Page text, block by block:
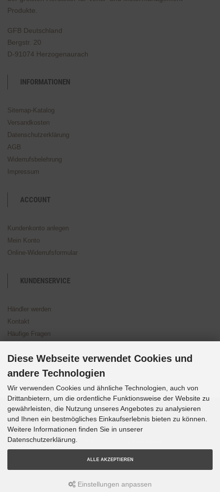
Produkte.
GFB Deutschland
Bergstr. 20
D-91074 Herzogenaurach
INFORMATIONEN
Sitemap-Katalog
Versandkosten
Datenschutzerklärung
AGB
Widerrufsbelehrung
Impressum
ACCOUNT
Kundenkonto anlegen
Mein Konto
Online-Widerrufsformular
KUNDENSERVICE
Händler werden
Kontakt
Häufige Fragen
Copyright © 2013-2026
Ausgewiesene Marken gehören ihren jeweiligen Eigentümern.
übernehmen keine Haftung für den Inhalt verlinkter externer
Internetseiten.
Diese Webseite verwendet Cookies und
andere Technologien
Wir verwenden Cookies und ähnliche Technologien, auch von
Drittanbietern, um die ordentliche Funktionsweise der Website zu
gewährleisten, die Nutzung unseres Angebotes zu analysieren
und Ihnen ein bestmögliches Einkaufserlebnis bieten zu können.
Weitere Informationen finden Sie in unserer
Datenschutzerklärung.
ALLE AKZEPTIEREN
Einstellungen anpassen